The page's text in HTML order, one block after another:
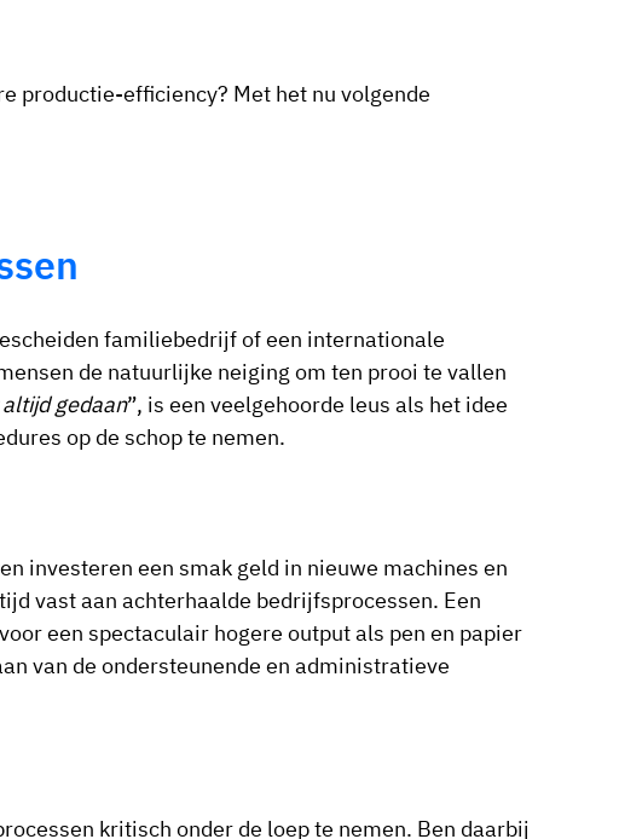
productie-efficiency? Met het nu volgende
familiebedrijf of een internationale
de natuurlijke neiging om ten prooi te vallen
gedaan”, is een veelgehoorde leus als het idee
op de schop te nemen.
investeren een smak geld in nieuwe machines en
vast aan achterhaalde bedrijfsprocessen. Een
een spectaculair hogere output als pen en papier
van de ondersteunende en administratieve
kritisch onder de loep te nemen. Ben daarbij